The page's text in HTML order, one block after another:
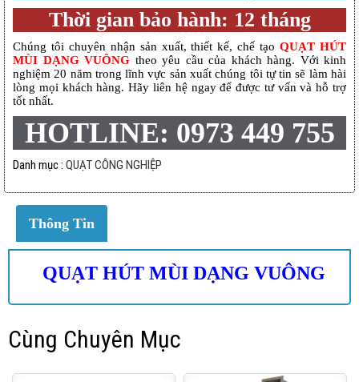
Thời gian bảo hành: 12 tháng
Chúng tôi chuyên nhận sản xuất, thiết kế, chế tạoQUẠT HÚT
MÙI DẠNG VUÔNG theo yêu cầu của khách hàng. Với kinh
nghiệm 20 năm trong lĩnh vực sản xuất chúng tôi tự tin sẽ làm hài
lòng mọi khách hàng. Hãy liên hệ ngay để được tư vấn và hỗ trợ
tốt nhất.
HOTLINE: 0973 449 755
Danh mục : QUẠT CÔNG NGHIỆP
Thông Tin
QUẠT HÚT MÙI DẠNG VUÔNG
Cùng Chuyên Mục